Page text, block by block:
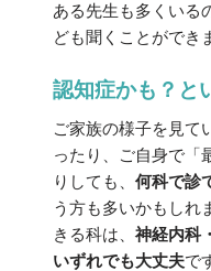
ある先生も多くいる
ども聞くことができ
認知症かも？と
ご家族の様子を見て
ったり、ご自身で「
りしても、 何科で診
う方も多いかもしれ
きる科は、 神経内科
いずれでも大丈夫で